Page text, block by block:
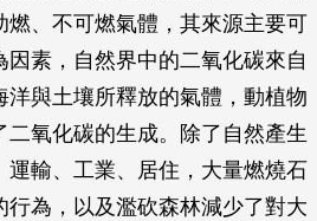
燃、不可燃氣體，其來源主要可
素，自然界中的二氧化碳來自
洋與土壤所釋放的氣體，動植物
二氧化碳的生成。除了自然產生
運輸、工業、居住，大量燃燒石
行為，以及濫砍森林減少了對大